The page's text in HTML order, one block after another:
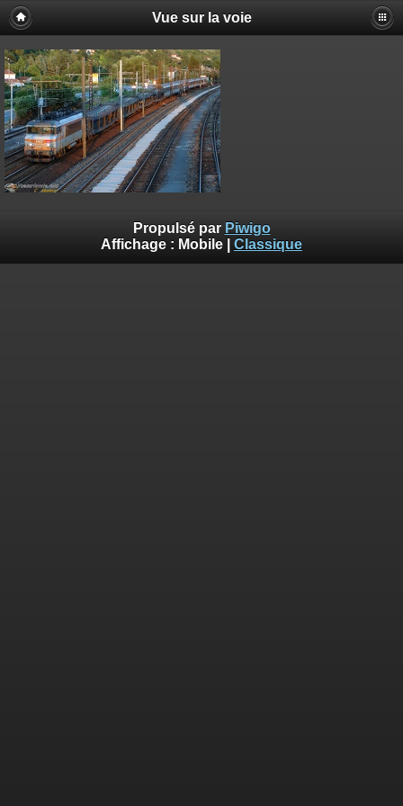
Vue sur la voie
Propulsé par Piwigo
Affichage : Mobile Classique